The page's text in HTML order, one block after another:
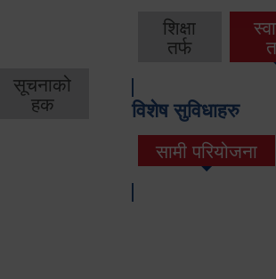
सूचनाको
हक
शिक्षा
तर्फ
विशेष सुविधाहरु
सामी परियोजना
(active tab)